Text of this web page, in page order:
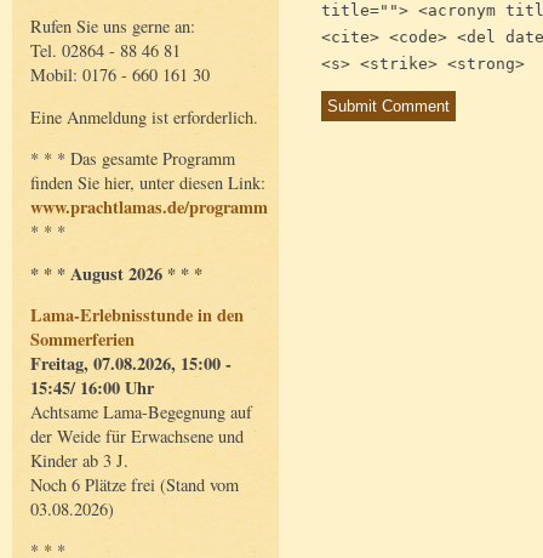
Rufen Sie uns gerne an:
Tel. 02864 - 88 46 81
Mobil: 0176 - 660 161 30
Eine Anmeldung ist erforderlich.
* * * Das gesamte Programm
finden Sie hier, unter diesen Link:
www.prachtlamas.de/programm
* * *
* * * August 2026 * * *
Lama-Erlebnisstunde in den
Sommerferien
Freitag, 07.08.2026, 15:00 -
15:45/ 16:00 Uhr
Achtsame Lama-Begegnung auf
der Weide für Erwachsene und
Kinder ab 3 J.
Noch 6 Plätze frei (Stand vom
03.08.2026)
* * *
title=""> <acronym
<cite> <code> <del
<s> <strike> <strong>